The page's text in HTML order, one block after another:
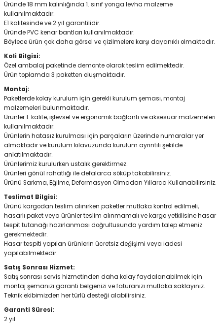
Üründe 18 mm kalınlığında 1. sınıf yonga levha malzeme
kullanılmaktadır.
E1 kalitesinde ve 2 yıl garantilidir.
Üründe PVC kenar bantları kullanılmaktadır.
Böylece ürün çok daha görsel ve çizilmelere karşı dayanıklı olmaktadır.
Koli Bilgisi:
Özel ambalaj paketinde demonte olarak teslim edilmektedir.
Ürün toplamda 3 paketten oluşmaktadır.
Montaj:
Paketlerde kolay kurulum için gerekli kurulum şeması, montaj
malzemeleri bulunmaktadır.
Ürünler 1. kalite, işlevsel ve ergonomik bağlantı ve aksesuar malzemeleri
kullanılmaktadır.
Ürünlerin hatasız kurulması için parçaların üzerinde numaralar yer
almaktadır ve kurulum kılavuzunda kurulum ayrıntılı şekilde
anlatılmaktadır.
Ürünlerimiz kurulurken ustalık gerektirmez.
Ürünleri gönül rahatlığı ile defalarca söküp takabilirsiniz.
Ürünü Sarkma, Eğilme, Deformasyon Olmadan Yıllarca Kullanabilirsiniz.
Teslimat Bilgisi:
Ürünü kargodan teslim alınırken paketler mutlaka kontrol edilmeli,
hasarlı paket veya ürünler teslim alınmamalı ve kargo yetkilisine hasar
tespit tutanağı hazırlanması doğrultusunda yardım talep etmeniz
gerekmektedir.
Hasar tespiti yapılan ürünlerin ücretsiz değişimi veya iadesi
yapılabilmektedir.
Satış Sonrası Hizmet:
Satış sonrası servis hizmetinden daha kolay faydalanabilmek için
montaj şemanızı garanti belgenizi ve faturanızı mutlaka saklayınız.
Teknik ekibimizden her türlü desteği alabilirsiniz.
Garanti Süresi:
2 yıl